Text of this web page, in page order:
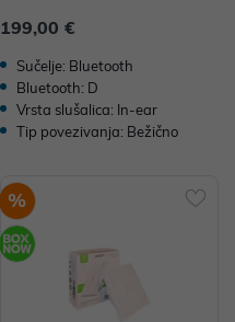
199,00 €
Sučelje: Bluetooth
Bluetooth: D
Vrsta slušalica: In-ear
Tip povezivanja: Bežično
%